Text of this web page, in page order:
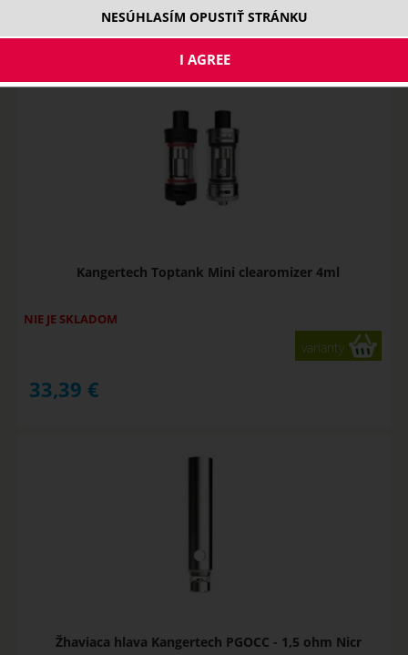
skladom
Kangertech Toptank Mini clearomizer 4ml
NIE JE SKLADOM
varianty
33,39 €
Žhaviaca hlava Kangertech PGOCC - 1,5 ohm Nicr
NESÚHLASÍM OPUSTIŤ STRÁNKU